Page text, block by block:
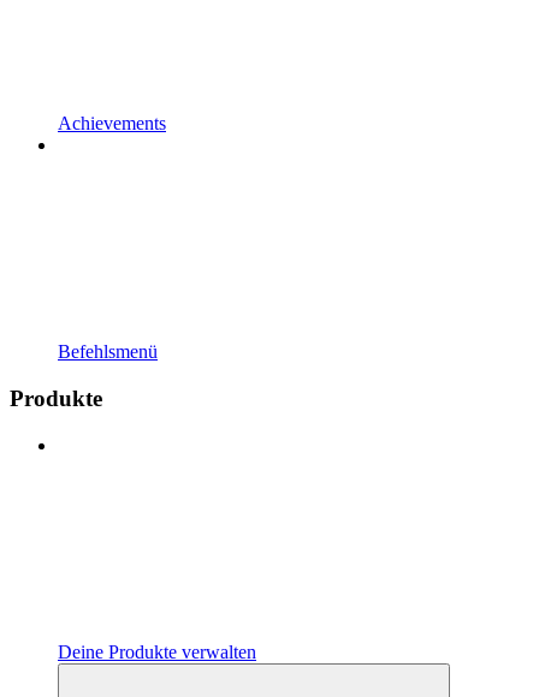
Achievements
Befehlsmenü
Produkte
Deine Produkte verwalten